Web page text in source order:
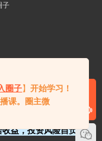
子
益，投资风险自负。
圈子】开始学习！
课。 圈主微